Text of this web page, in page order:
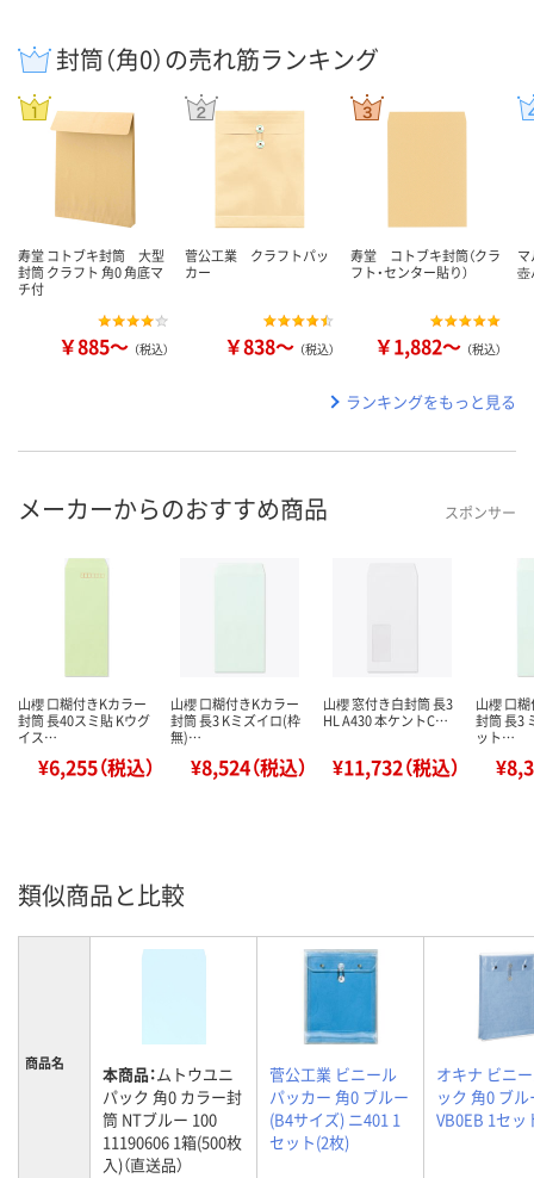
封筒（角0）の売れ筋ランキング
寿堂 コトブキ封筒 大型
封筒 クラフト 角0 角底マ
チ付
￥885～ （税込）
菅公工業 クラフトパッ
カー
￥838～ （税込）
寿堂 コトブキ封筒（クラ
フト・センター貼り）
￥1,882～ （税込）
壺
ランキングをもっと見る
メーカーからのおすすめ商品 スポンサー
山櫻 口糊付きKカラー
封筒 長40スミ貼 Kウグ
イス…
¥6,255（税込）
山櫻 口糊付きKカラー
封筒 長3 Kミズイロ(枠
無)…
¥8,524（税込）
山櫻 窓付き白封筒 長3
HL A430 本ケントC…
¥11,732（税込）
山櫻 口
封筒 長3
ット…
類似商品と比較
商品名 本商品：ムトウユニ
パック 角0 カラー封
筒 NTブルー 100
11190606 1箱(500枚
入)（直送品）
菅公工業 ビニール
パッカー 角0 ブルー
(B4サイズ) ニ401 1
セット(2枚)
オキナ ビニ
ック 角0 ブル
VB0EB 1セッ